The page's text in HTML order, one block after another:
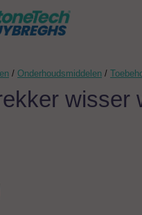
/ Onderhoudsmiddelen /
wisser